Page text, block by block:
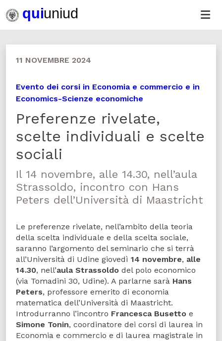
11 NOVEMBRE 2024
Evento dei corsi in Economia e commercio e in
Economics-Scienze economiche
Preferenze rivelate,
scelte individuali e scelte
sociali
Il 14 novembre, alle 14.30, nell’aula
Strassoldo, incontro con Hans
Peters dell’Università di Maastricht
Le preferenze rivelate, nell’ambito della teoria
della scelta individuale e della scelta sociale,
saranno l’argomento del seminario che si terrà
all’Università di Udine giovedì 14 novembre, alle
14.30, nell’aula Strassoldo del polo economico
(via Tomadini 30, Udine). A parlarne sarà Hans
Peters, professore emerito di economia
matematica dell’Università di Maastricht.
Introdurranno l’incontro Francesca Busetto e
Simone Tonin, coordinatore dei corsi di laurea in
Economia e commercio e di laurea magistrale in